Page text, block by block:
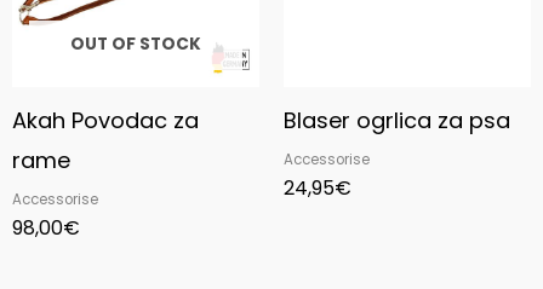
OUT OF STOCK
Akah Povodac za
rame
Accessorise
98,00€
Blaser ogrlica za psa
Accessorise
24,95€